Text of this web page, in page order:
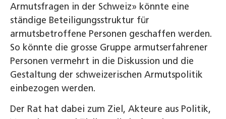
Armutsfragen in der Schweiz» könnte eine
ständige Beteiligungsstruktur für
armutsbetroffene Personen geschaffen werden.
So könnte die grosse Gruppe armutserfahrener
Personen vermehrt in die Diskussion und die
Gestaltung der schweizerischen Armutspolitik
einbezogen werden.
Der Rat hat dabei zum Ziel, Akteure aus Politik,